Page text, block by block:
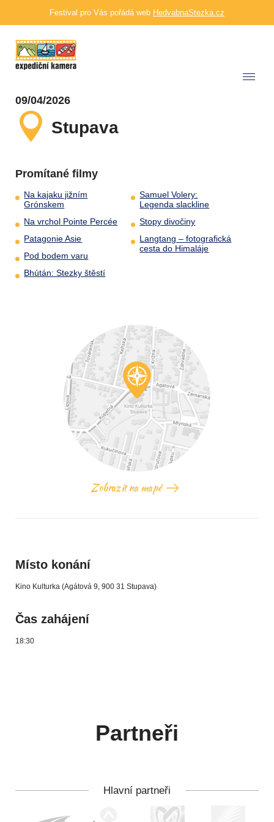
Festival pro Vás pořádá web HedvabnaStezka.cz
09/04/2026
Stupava
Promítané filmy
Na kajaku jižním
Grónskem
Na vrchol Pointe Percée
Patagonie Asie
Pod bodem varu
Bhútán: Stezky štěstí
Samuel Volery:
Legenda slackline
Stopy divočiny
Langtang – fotografická
cesta do Himaláje
Zobrazit na mapě
Místo konání
Kino Kulturka (Agátová 9, 900 31 Stupava)
Čas zahájení
18:30
Partneři